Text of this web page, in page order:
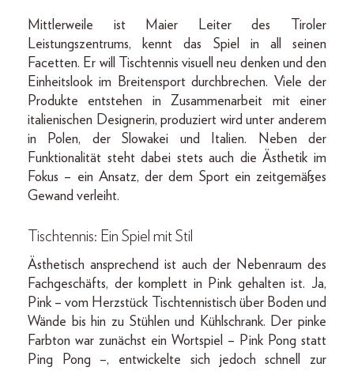
Mittlerweile ist Maier Leiter des Tiroler
Leistungszentrums, kennt das Spiel in all seinen
Facetten. Er will Tischtennis visuell neu denken und den
Einheitslook im Breitensport durchbrechen. Viele der
Produkte entstehen in Zusammenarbeit mit einer
italienischen Designerin, produziert wird unter anderem
in Polen, der Slowakei und Italien. Neben der
Funktionalität steht dabei stets auch die Ästhetik im
Fokus – ein Ansatz, der dem Sport ein zeitgemäßes
Gewand verleiht.
Tischtennis: Ein Spiel mit Stil
Ästhetisch ansprechend ist auch der Nebenraum des
Fachgeschäfts, der komplett in Pink gehalten ist. Ja,
Pink – vom Herzstück Tischtennistisch über Boden und
Wände bis hin zu Stühlen und Kühlschrank. Der pinke
Farbton war zunächst ein Wortspiel – Pink Pong statt
Ping Pong –, entwickelte sich jedoch schnell zur